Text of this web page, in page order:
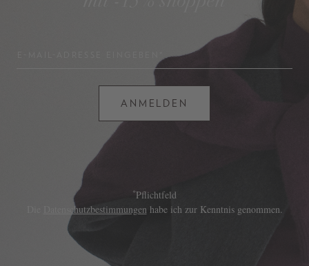
ANMELDEN
*Pflichtfeld
Datenschutzbestimmungen habe ich zur Kenntnis genommen.